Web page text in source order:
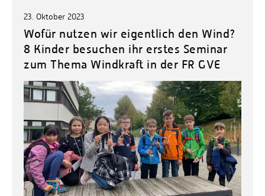
23. Oktober 2023
Wofür nutzen wir eigentlich den Wind?
8 Kinder besuchen ihr erstes Seminar
zum Thema Windkraft in der FR GVE